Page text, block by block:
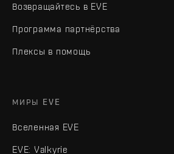
Возвращайтесь в EVE
Программа партнёрства
Плексы в помощь
МИРЫ EVE
Вселенная EVE
EVE: Valkyrie